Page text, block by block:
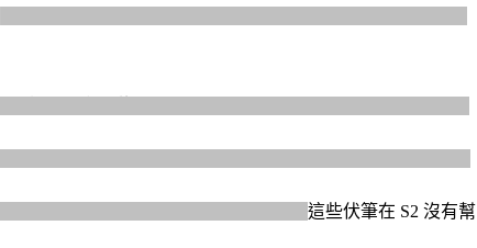
這些伏筆在 S2 沒有幫